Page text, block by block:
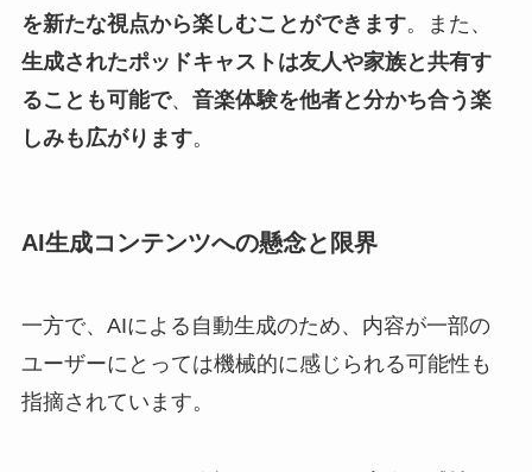
を新たな視点から楽しむことができます。また、
生成されたポッドキャストは友人や家族と共有す
ることも可能で、 音楽体験を他者と分かち合う楽
しみも広がります。
AI生成コンテンツへの懸念と限界
一方で、AIによる自動生成のため、内容が一部の
ユーザーにとっては機械的に感じられる可能性も
指摘されています。